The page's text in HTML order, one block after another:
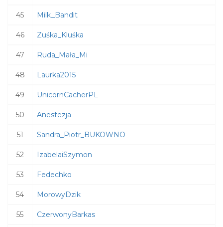
45 Milk_Bandit
46 Zuśka_Kluśka
47 Ruda_Mała_Mi
48 Laurka2015
49 UnicornCacherPL
50 Anestezja
51 Sandra_Piotr_BUKOWNO
52 IzabelaiSzymon
53 Fedechko
54 MorowyDzik
55 CzerwonyBarkas